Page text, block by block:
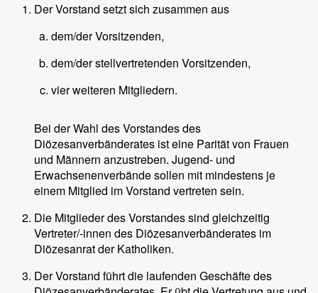
Der Vorstand setzt sich zusammen aus
dem/der Vorsitzenden,
dem/der stellvertretenden Vorsitzenden,
vier weiteren Mitgliedern.
Bei der Wahl des Vorstandes des
Diözesanverbänderates ist eine Parität von Frauen
und Männern anzustreben. Jugend- und
Erwachsenenverbände sollen mit mindestens je
einem Mitglied im Vorstand vertreten sein.
Die Mitglieder des Vorstandes sind gleichzeitig
Vertreter/-innen des Diözesanverbänderates im
Diözesanrat der Katholiken.
Der Vorstand führt die laufenden Geschäfte des